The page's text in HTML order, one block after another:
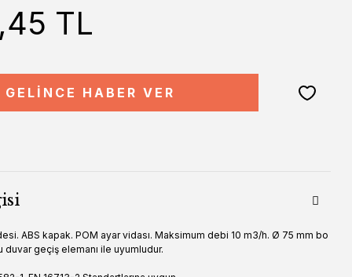
TL
GELİNCE HABER VER
ABS kapak. POM ayar vidası. Maksimum debi 10 m3/h. Ø 75 mm bo
duvar geçiş elemanı ile uyumludur.